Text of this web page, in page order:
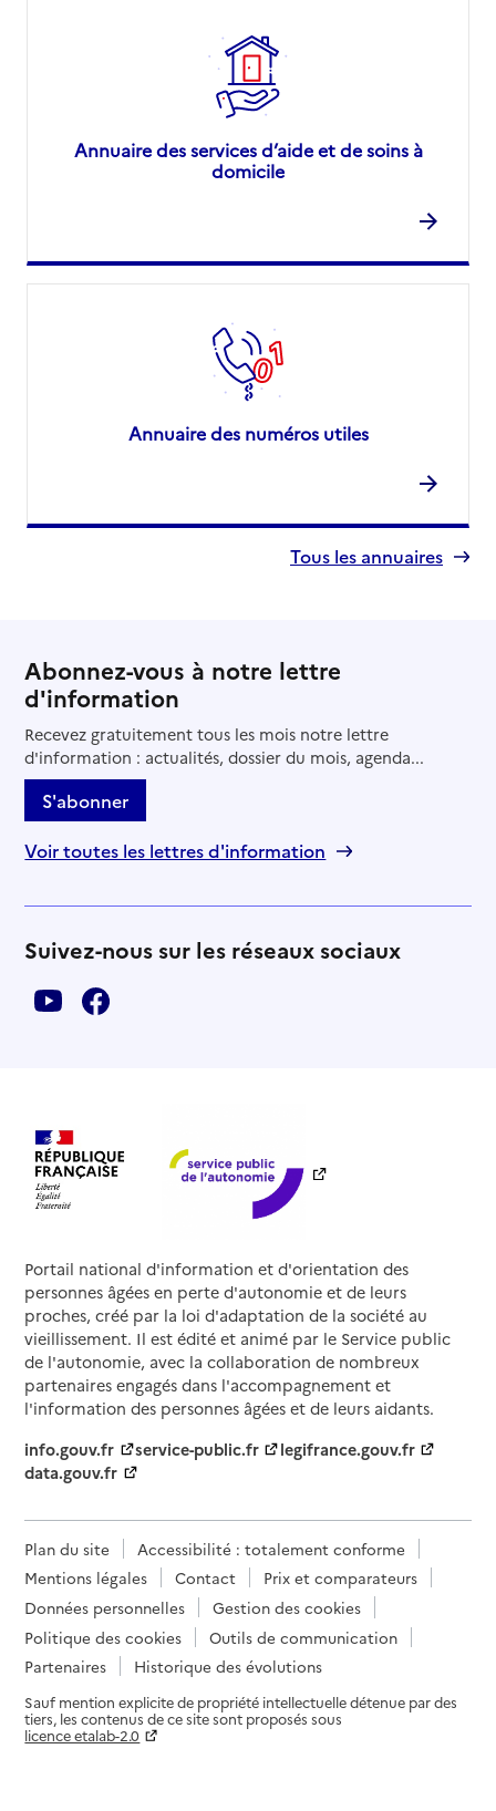
Annuaire des services d’aide et de soins à
domicile
Annuaire des numéros utiles
Tous les annuaires
Abonnez-vous à notre lettre
d'information
Recevez gratuitement tous les mois notre lettre
d'information : actualités, dossier du mois, agenda...
S'abonner
Voir toutes les lettres d'information
Suivez-nous sur les réseaux sociaux
Portail national d'information et d'orientation des
personnes âgées en perte d'autonomie et de leurs
proches, créé par la loi d'adaptation de la société au
vieillissement. Il est édité et animé par le Service public
de l'autonomie, avec la collaboration de nombreux
partenaires engagés dans l'accompagnement et
l'information des personnes âgées et de leurs aidants.
info.gouv.fr
service-public.fr
legifrance.gouv.fr
data.gouv.fr
Plan du site
Accessibilité : totalement conforme
Mentions légales
Contact
Prix et comparateurs
Données personnelles
Gestion des cookies
Politique des cookies
Outils de communication
Partenaires
Historique des évolutions
Sauf mention explicite de propriété intellectuelle détenue par des
tiers, les contenus de ce site sont proposés sous
licence etalab-2.0